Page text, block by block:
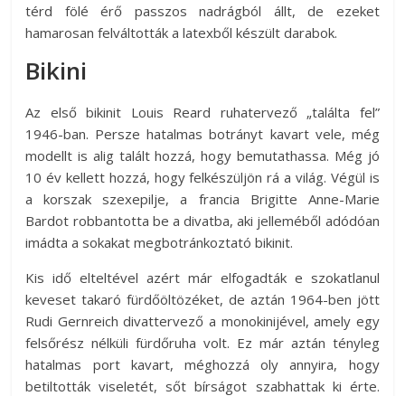
térd fölé érő passzos nadrágból állt, de ezeket
hamarosan felváltották a latexből készült darabok.
Bikini
Az első bikinit Louis Reard ruhatervező „találta fel”
1946-ban. Persze hatalmas botrányt kavart vele, még
modellt is alig talált hozzá, hogy bemutathassa. Még jó
10 év kellett hozzá, hogy felkészüljön rá a világ. Végül is
a korszak szexepilje, a francia Brigitte Anne-Marie
Bardot robbantotta be a divatba, aki jelleméből adódóan
imádta a sokakat megbotránkoztató bikinit.
Kis idő elteltével azért már elfogadták e szokatlanul
keveset takaró fürdőöltözéket, de aztán 1964-ben jött
Rudi Gernreich divattervező a monokinijével, amely egy
felsőrész nélküli fürdőruha volt. Ez már aztán tényleg
hatalmas port kavart, méghozzá oly annyira, hogy
betiltották viseletét, sőt bírságot szabhattak ki érte.